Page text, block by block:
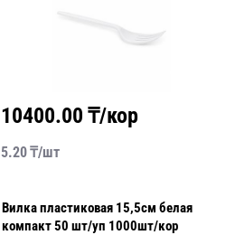
10400.00 ₸/кор
5.20₸/шт
Вилка пластиковая 15,5см белая
компакт 50 шт/уп 1000шт/кор